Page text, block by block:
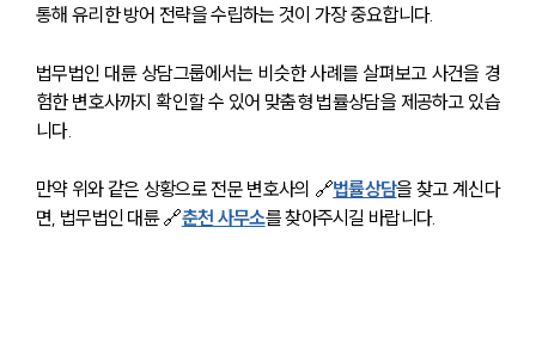
센터소개
오시는 길
글로벌 파트너 로펌
고객의 소리
통해 유리한 방어 전략을 수립하는 것이 가장 중요합니다.
법무법인 대륜 상담그룹에서는 비슷한 사례를 살펴보고 사건을 경
험한 변호사까지 확인할 수 있어 맞춤형 법률상담을 제공하고 있습
니다.
만약 위와 같은 상황으로 전문 변호사의 🔗법률상담을 찾고 계신다
면, 법무법인 대륜 🔗춘천 사무소를 찾아주시길 바랍니다.